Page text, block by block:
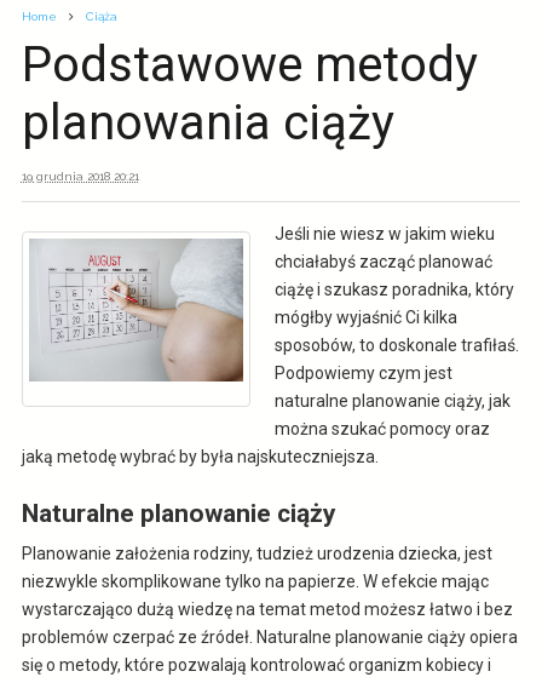
Home Ciąża
Podstawowe metody
planowania ciąży
19 grudnia 2018 20:21
Jeśli nie wiesz w jakim wieku
chciałabyś zacząć planować
ciążę i szukasz poradnika, który
mógłby wyjaśnić Ci kilka
sposobów, to doskonale trafiłaś.
Podpowiemy czym jest
naturalne planowanie ciąży, jak
można szukać pomocy oraz
jaką metodę wybrać by była najskuteczniejsza.
Naturalne planowanie ciąży
Planowanie założenia rodziny, tudzież urodzenia dziecka, jest
niezwykle skomplikowane tylko na papierze. W efekcie mając
wystarczająco dużą wiedzę na temat metod możesz łatwo i bez
problemów czerpać ze źródeł. Naturalne planowanie ciąży opiera
się o metody, które pozwalają kontrolować organizm kobiecy i